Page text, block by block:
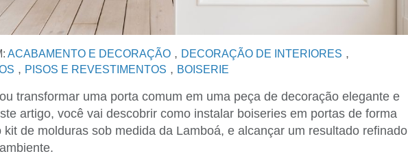
ACABAMENTO E DECORAÇÃO , DECORAÇÃO DE INTERIORES ,
, PISOS E REVESTIMENTOS , BOISERIE
transformar uma porta comum em uma peça de decoração elegante e
artigo, você vai descobrir como instalar boiseries em portas de forma
kit de molduras sob medida da Lamboá, e alcançar um resultado refinado